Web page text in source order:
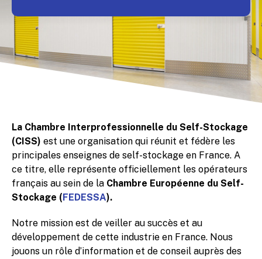
La Chambre Interprofessionnelle du Self-Stockage
(CISS) est une organisation qui réunit et fédère les
principales enseignes de self-stockage en France. A
ce titre, elle représente officiellement les opérateurs
français au sein de la Chambre Européenne du Self-
Stockage ( FEDESSA).
Notre mission est de veiller au succès et au
développement de cette industrie en France. Nous
jouons un rôle d’information et de conseil auprès des